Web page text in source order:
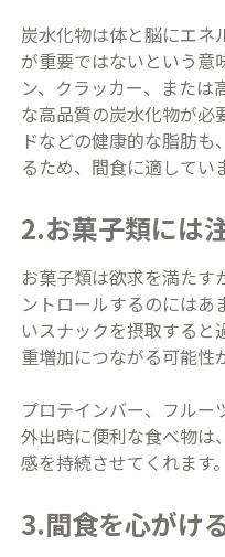
炭水化物は体と脳にエネ
が重要ではないという意
ン、クラッカー、または
な高品質の炭水化物が必
ドなどの健康的な脂肪
るため、間食に適してい
2.お菓子類には
お菓子類は欲求を満たす
ントロールするのにはあ
いスナックを摂取すると
重増加につながる可能性
プロテインバー、フルー
外出時に便利な食べ物は
感を持続させてくれます。
3.間食を心がけ